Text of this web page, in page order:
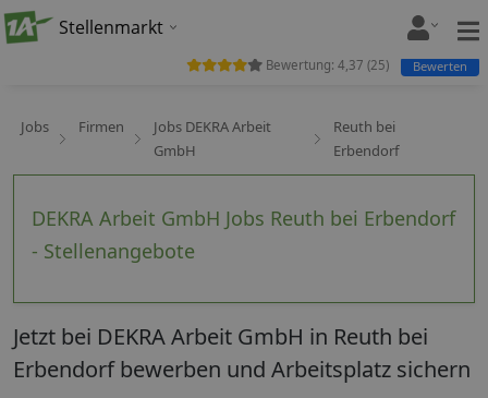
Stellenmarkt
Jobs Firmen
Jobs DEKRA Arbeit
GmbH
Reuth bei
Erbendorf
DEKRA Arbeit GmbH Jobs Reuth bei Erbendorf
- Stellenangebote
Bewertung: 4,37 (25) Bewerten
Jetzt bei DEKRA Arbeit GmbH in Reuth bei
Erbendorf bewerben und Arbeitsplatz sichern